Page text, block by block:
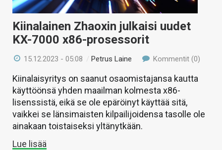
Kiinalainen Zhaoxin julkaisi uudet
KX-7000 x86-prosessorit
15.12.2023 - 05:08 /Petrus Laine Kommentit (0)
Kiinalaisyritys on saanut osaomistajansa kautta
käyttöönsä yhden maailman kolmesta x86-
lisenssistä, eikä se ole epäröinyt käyttää sitä,
vaikkei se länsimaisten kilpailijoidensa tasolle ole
ainakaan toistaiseksi yltänytkään.
Lue lisää